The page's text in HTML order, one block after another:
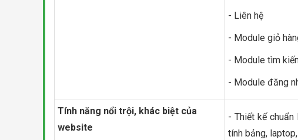
- Liên hệ
- Module giỏ
- Module tìm
- Module đăng
Tính năng nổi trội, khác biệt của
website
- Thiết kế
tính bảng, laptop,